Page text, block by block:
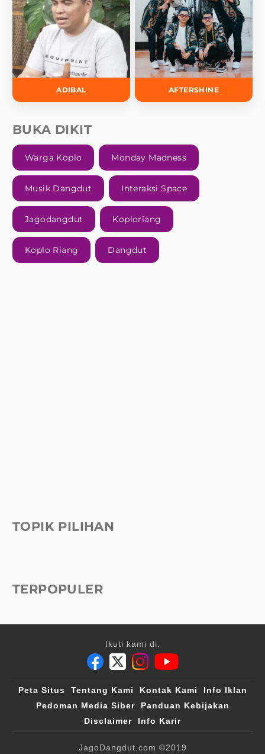
ADIBAL AFTERSHINE
BUKA DIKIT
Warga Koplo Monday Madness
Musik Dangdut Interaksi Space
Jagodangdut Koploriang
Koplo Riang Dangdut
TOPIK PILIHAN
TERPOPULER
Ikuti kami di:
Peta Situs Tentang Kami Kontak Kami
Info Iklan
Pedoman Media Siber
Panduan Kebijakan
Disclaimer
Info Karir
JagoDangdut.com ©2019